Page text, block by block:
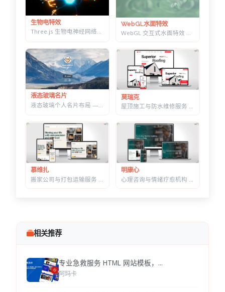
生物电特效
Three.js 生物电神经网络特效 — 点击触发脉冲传导，带实时 HUD 数据面板
WebGL水面特效
WebGL 交互式水面特效 — 鼠标划出真实涟漪，带焦散光斑和五套水景预设
液态玻璃名片
莫瑞克
屋顶施工与防水维修服务 HTML 建站模板 | 含施工流程页与质保承诺页
慕维扎
明康心
相关推荐
专业急救服务 HTML 网站模板，...
阿玛卡